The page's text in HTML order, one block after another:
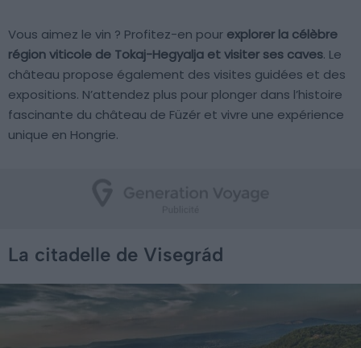
Vous aimez le vin ? Profitez-en pour explorer la célèbre
région viticole de Tokaj-Hegyalja et visiter ses caves. Le
château propose également des visites guidées et des
expositions. N’attendez plus pour plonger dans l’histoire
fascinante du château de Füzér et vivre une expérience
unique en Hongrie.
La citadelle de Visegrád